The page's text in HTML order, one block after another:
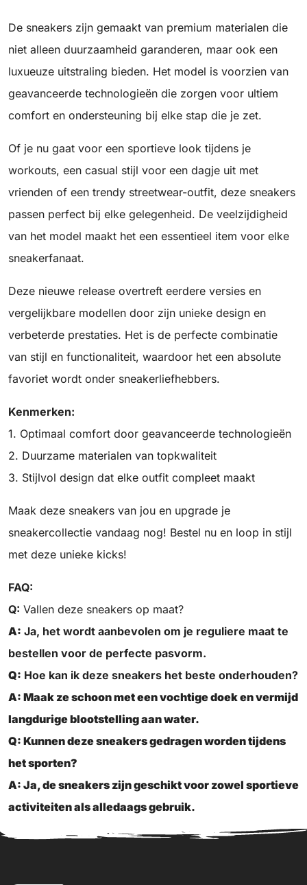
De sneakers zijn gemaakt van premium materialen die
niet alleen duurzaamheid garanderen, maar ook een
luxueuze uitstraling bieden. Het model is voorzien van
geavanceerde technologieën die zorgen voor ultiem
comfort en ondersteuning bij elke stap die je zet.
Of je nu gaat voor een sportieve look tijdens je
workouts, een casual stijl voor een dagje uit met
vrienden of een trendy streetwear-outfit, deze sneakers
passen perfect bij elke gelegenheid. De veelzijdigheid
van het model maakt het een essentieel item voor elke
sneakerfanaat.
Deze nieuwe release overtreft eerdere versies en
vergelijkbare modellen door zijn unieke design en
verbeterde prestaties. Het is de perfecte combinatie
van stijl en functionaliteit, waardoor het een absolute
favoriet wordt onder sneakerliefhebbers.
Kenmerken:
1. Optimaal comfort door geavanceerde technologieën
2. Duurzame materialen van topkwaliteit
3. Stijlvol design dat elke outfit compleet maakt
Maak deze sneakers van jou en upgrade je
sneakercollectie vandaag nog! Bestel nu en loop in stijl
met deze unieke kicks!
FAQ:
Q: Vallen deze sneakers op maat?
A: Ja, het wordt aanbevolen om je reguliere maat te
bestellen voor de perfecte pasvorm.
Q: Hoe kan ik deze sneakers het beste onderhouden?
A: Maak ze schoon met een vochtige doek en vermijd
langdurige blootstelling aan water.
Q: Kunnen deze sneakers gedragen worden tijdens
het sporten?
A: Ja, de sneakers zijn geschikt voor zowel sportieve
activiteiten als alledaags gebruik.